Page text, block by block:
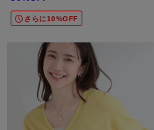
さらに10%OFF